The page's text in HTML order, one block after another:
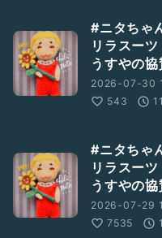
#ニタちゃ
リラスー
うすやの
2026-07-30
543
#ニタちゃ
リラスー
うすやの
2026-07-29
7535